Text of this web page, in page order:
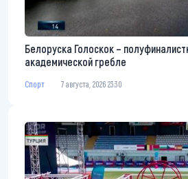
Белоруска Голоскок –
академической гребле
Спорт 7 августа, 2026 23:30